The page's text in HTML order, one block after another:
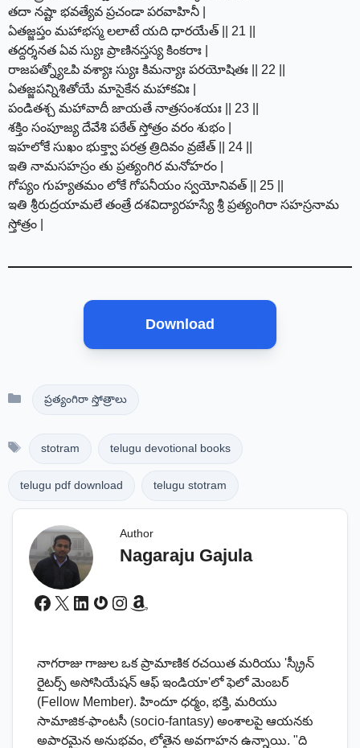
తదా నష్టా భవత్యేవ ప్రచండా పరవాహినీ |
ఏతజ్జప్తం మహాభస్మ లలాటే యది ధారయేత్ || 21 ||
తద్దర్శనత ఏవ స్యుః ప్రాణినస్తస్య కింకరాః |
రాజపత్న్యోఽపి వశ్యాః స్యుః కిమన్యాః పరయోషితః || 22 ||
ఏతజ్జపన్నిశితోయే మాసైకేన మహాకవిః |
పండితశ్చ మహావాదీ జాయతే నాత్రసంశయః || 23 ||
శక్తిం సంపూజ్య దేవేశి పఠేత్ స్తోత్రం వరం శుభం |
ఇహలోకే సుఖం భుక్త్వా పరత్ర త్రిదివం వ్రజేత్ || 24 ||
ఇతి నామసహస్రం తు ప్రత్యంగిర మనోహరం |
గోప్యం గుహ్యతమం లోకే గోపనీయం స్వయోనివత్ || 25 ||
ఇతి శ్రీరుద్రయామలే తంత్రే దశవిద్యారహస్యే శ్రీ ప్రత్యంగిరా సహస్రనామ
స్తోత్రం |
Download
Categories
ప్రత్యంగిరా స్తోత్రాలు
Tagsstotram telugu devotional books
telugu pdf download telugu stotram
Author
Nagaraju Gajula
Facebook
X LinkedIn
Gravatar
Instagram
Amazon
నాగరాజు గాజుల ఒక ప్రామాణిక రచయిత మరియు 'స్క్రీన్
రైటర్స్ అసోసియేషన్ ఆఫ్ ఇండియా'లో ఫెలో మెంబర్
(Fellow Member). హిందూ ధర్మం, భక్తి, మరియు
సామాజిక-ఫాంటసీ (socio-fantasy) అంశాలపై ఆయనకు
అపారమైన అనుభవం, లోతైన అవగాహన ఉన్నాయి. "ది